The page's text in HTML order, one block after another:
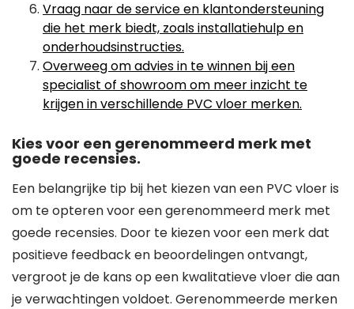
Vraag naar de service en klantondersteuning
die het merk biedt, zoals installatiehulp en
onderhoudsinstructies.
Overweeg om advies in te winnen bij een
specialist of showroom om meer inzicht te
krijgen in verschillende PVC vloer merken.
Kies voor een gerenommeerd merk met
goede recensies.
Een belangrijke tip bij het kiezen van een PVC vloer is
om te opteren voor een gerenommeerd merk met
goede recensies. Door te kiezen voor een merk dat
positieve feedback en beoordelingen ontvangt,
vergroot je de kans op een kwalitatieve vloer die aan
je verwachtingen voldoet. Gerenommeerde merken